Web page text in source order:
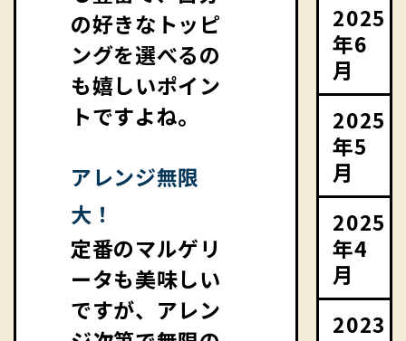
の好きなトッピ
ングを選べるの
も嬉しいポイン
トですよね。
アレンジ無限
大！
定番のマルゲリ
ータも美味しい
ですが、アレン
2025
年6
月
2025
年5
月
2025
年4
月
2023